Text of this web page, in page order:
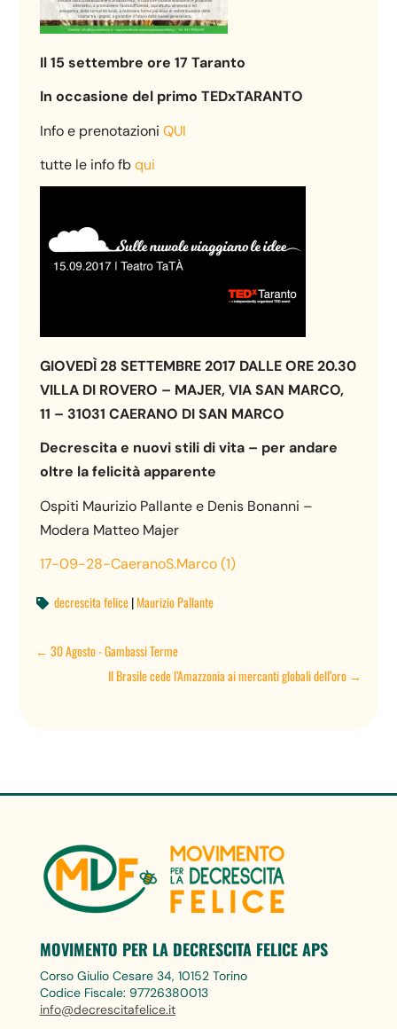
Il 15 settembre ore 17 Taranto
In occasione del primo TEDxTARANTO
Info e prenotazioniQUI
tutte le info fbqui
GIOVEDÌ 28 SETTEMBRE 2017 DALLE ORE 20.30
VILLA DI ROVERO – MAJER, VIA SAN MARCO,
11 – 31031 CAERANO DI SAN MARCO
Decrescita e nuovi stili di vita – per andare
oltre la felicità apparente
Ospiti Maurizio Pallante e Denis Bonanni –
Modera Matteo Majer
17-09-28-CaeranoS.Marco (1)
 decrescita felice|Maurizio Pallante
←30 Agosto - Gambassi Terme
Il Brasile cede l’Amazzonia ai mercanti globali dell’oro→
MOVIMENTO PER LA DECRESCITA FELICE APS
Corso Giulio Cesare 34, 10152 Torino
Codice Fiscale: 97726380013
info@decrescitafelice.it